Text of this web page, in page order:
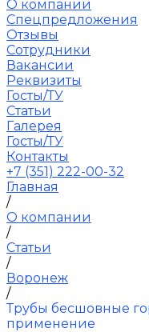
О компании
Спецпредложения
Отзывы
Сотрудники
Вакансии
Реквизиты
Госты/ТУ
Статьи
Галерея
Госты/ТУ
Контакты
+7 (351) 222-00-32
Главная
/
О компании
/
Статьи
/
Воронеж
/
Трубы бесшовные
применение